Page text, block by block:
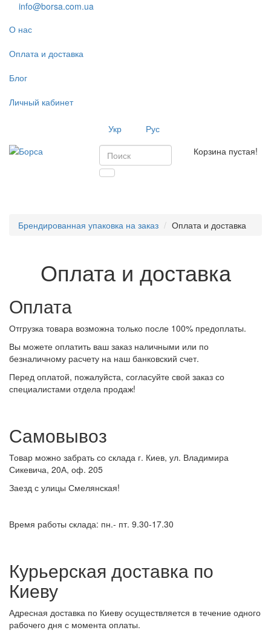
info@borsa.com.ua
О нас
Оплата и доставка
Блог
Личный кабинет
Укр
Рус
Корзина пустая!
Брендированная упаковка на заказ
Оплата и доставка
Оплата и доставка
Оплата
Отгрузка товара возможна только после 100% предоплаты.
Вы можете оплатить ваш заказ наличными или по
безналичному расчету на наш банковский счет.
Перед оплатой, пожалуйста, согласуйте свой заказ со
специалистами отдела продаж!
Самовывоз
Товар можно забрать со склада г. Киев, ул. Владимира
Сикевича, 20А, оф. 205
Заезд с улицы Смелянская!
Время работы склада: пн.- пт. 9.30-17.30
Курьерская доставка по
Киеву
Адресная доставка по Киеву осуществляется в течение одного
рабочего дня с момента оплаты.